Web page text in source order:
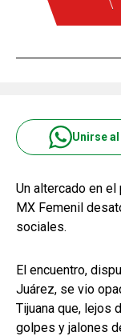
Unirse
Un altercado en
MX Femenil
sociales.
El encuentro,
Juárez, se vio
Tijuana que, lejos
golpes y jalones